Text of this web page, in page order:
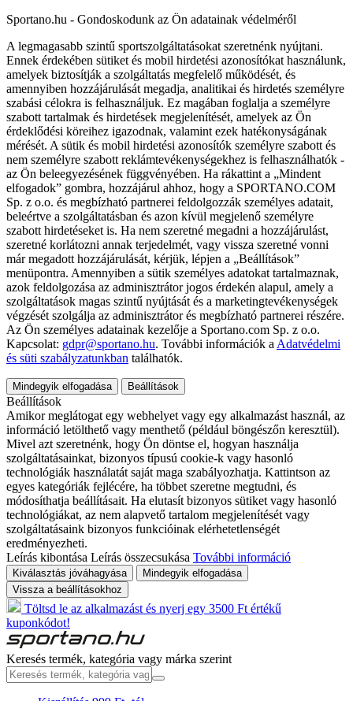
Sportano.hu - Gondoskodunk az Ön adatainak védelméről
A legmagasabb szintű sportszolgáltatásokat szeretnénk nyújtani.
Ennek érdekében sütiket és mobil hirdetési azonosítókat használunk,
amelyek biztosítják a szolgáltatás megfelelő működését, és
amennyiben hozzájárulását megadja, analitikai és hirdetés személyre
szabási célokra is felhasználjuk. Ez magában foglalja a személyre
szabott tartalmak és hirdetések megjelenítését, amelyek az Ön
érdeklődési köreihez igazodnak, valamint ezek hatékonyságának
mérését. A sütik és mobil hirdetési azonosítók személyre szabott és
nem személyre szabott reklámtevékenységekhez is felhasználhatók -
az Ön beleegyezésének függvényében. Ha rákattint a „Mindent
elfogadok” gombra, hozzájárul ahhoz, hogy a SPORTANO.COM
Sp. z o.o. és megbízható partnerei feldolgozzák személyes adatait,
beleértve a szolgáltatásban és azon kívül megjelenő személyre
szabott hirdetéseket is. Ha nem szeretné megadni a hozzájárulást,
szeretné korlátozni annak terjedelmét, vagy vissza szeretné vonni
már megadott hozzájárulását, kérjük, lépjen a „Beállítások”
menüpontra. Amennyiben a sütik személyes adatokat tartalmaznak,
azok feldolgozása az adminisztrátor jogos érdekén alapul, amely a
szolgáltatások magas szintű nyújtását és a marketingtevékenységek
végzését szolgálja az adminisztrátor és megbízható partnerei részére.
Az Ön személyes adatainak kezelője a Sportano.com Sp. z o.o.
Kapcsolat: gdpr@sportano.hu. További információk a Adatvédelmi
és süti szabályzatunkban találhatók.
Mindegyik elfogadása Beállítások
Beállítások
Amikor meglátogat egy webhelyet vagy egy alkalmazást használ, az
információ letölthető vagy menthető (például böngészőn keresztül).
Mivel azt szeretnénk, hogy Ön döntse el, hogyan használja
szolgáltatásainkat, bizonyos típusú cookie-k vagy hasonló
technológiák használatát saját maga szabályozhatja. Kattintson az
egyes kategóriák fejlécére, ha többet szeretne megtudni, és
módosíthatja beállításait. Ha elutasít bizonyos sütiket vagy hasonló
technológiákat, az nem alapvető tartalom megjelenítését vagy
szolgáltatásaink bizonyos funkcióinak elérhetetlenségét
eredményezheti.
Leírás kibontása Leírás összecsukása További információ
Kiválasztás jóváhagyása
Mindegyik elfogadása
Vissza a beállításokhoz
Töltsd le az alkalmazást és nyerj egy 3500 Ft értékű
kuponkódot!
Keresés termék, kategória vagy márka szerint